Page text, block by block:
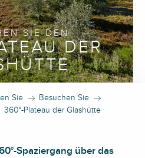
SIE DEN
DER
Sie
Besuchen Sie
360°-Plateau der Glashütte
Spaziergang über das